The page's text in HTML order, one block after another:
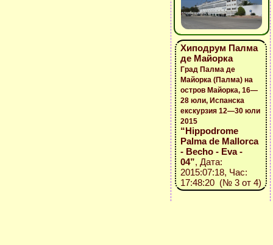
Хиподрум Палма
де Майорка
Град Палма де
Майорка (Палма) на
остров Майорка, 16—
28 юли, Испанска
екскурзия 12—30 юли
2015
“Hippodrome
Palma de Mallorca
- Becho - Eva -
04”, Дата:
2015:07:18, Час:
17:48:20 (№ 3 от 4)